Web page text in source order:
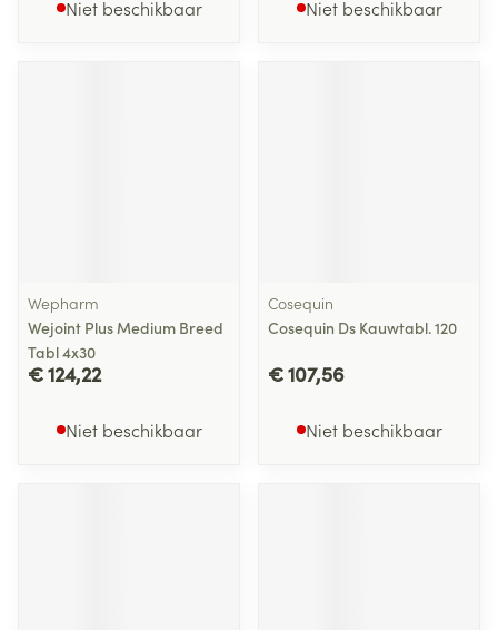
Niet beschikbaar Niet beschikbaar
Wepharm
Wejoint Plus Medium Breed
Tabl 4x30
€ 124,22
Niet beschikbaar
Cosequin
Cosequin Ds Kauwtabl. 120
€ 107,56
Niet beschikbaar